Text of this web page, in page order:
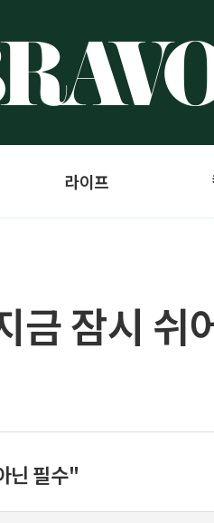
라이프
금 잠시 쉬
닌 필수"